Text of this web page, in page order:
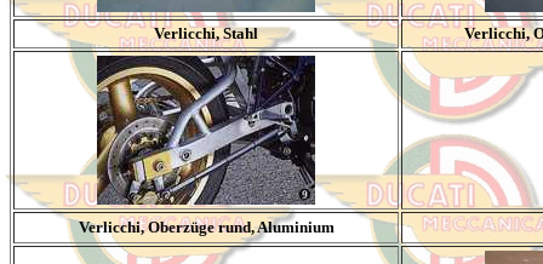
Verlicchi, Stahl Verlicchi,
Verlicchi, Oberzüge rund, Aluminium